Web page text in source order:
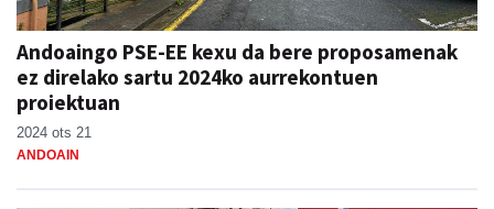
Andoaingo PSE-EE kexu da bere proposamenak
ez direlako sartu 2024ko aurrekontuen
proiektuan
2024 ots 21
ANDOAIN